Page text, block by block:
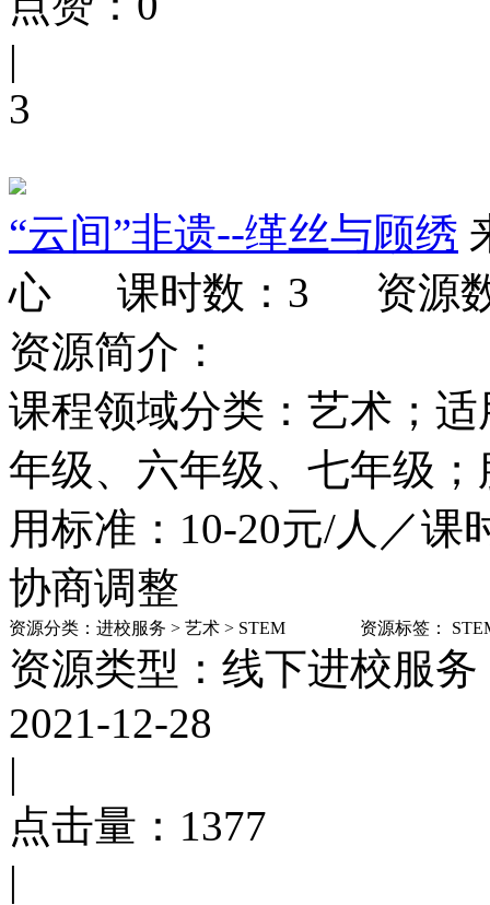
|
3
“云间”非遗--缂丝与顾绣
心
课时数：3
资源
资源简介：
课程领域分类：艺术；
年级、六年级、七年级
用标准：10-20元/人／
协商调整
资源分类： 进校服务 > 艺术 > STEM 资源标签：
资源类型：线下进校服务
2021-12-28
|
点击量： 1377
|